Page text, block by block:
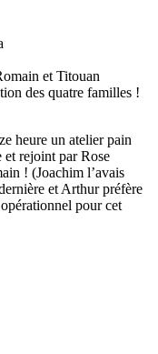
et Titouan
des quatre familles !
heure un atelier pain
rejoint par Rose
! (Joachim l’avais
et Arthur préfère
pour cet